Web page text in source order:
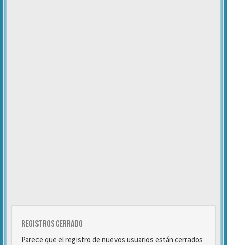
Registros cerrado
Parece que el registro de nuevos usuarios están cerrados